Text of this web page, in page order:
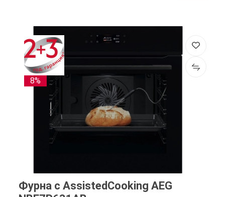
8%
Фурна с AssistedCooking AEG